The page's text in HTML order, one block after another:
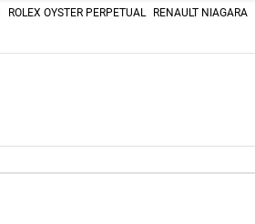
ROLEX OYSTER PERPETUAL RENAULT NIAGARA